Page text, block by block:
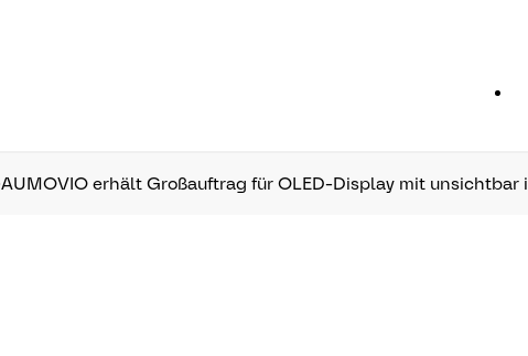
AUMOVIO erhält Großauftrag für OLED-Display mit unsichtbar